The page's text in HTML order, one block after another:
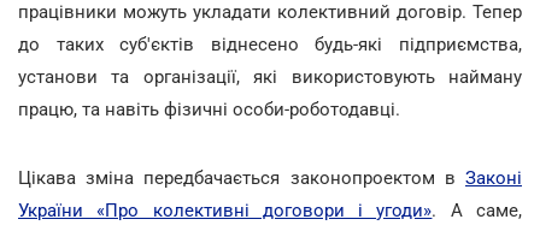
працівники можуть укладати колективний договір. Тепер
до таких суб'єктів віднесено будь-які підприємства,
установи та організації, які використовують найману
працю, та навіть фізичні особи-роботодавці.
Цікава зміна передбачається законопроектом в Законі
України «Про колективні договори і угоди». А саме,